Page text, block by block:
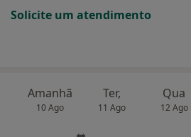
Solicite um atendimento
Amanhã
10 Ago
Ter,
11 Ago
Qua
12 Ago